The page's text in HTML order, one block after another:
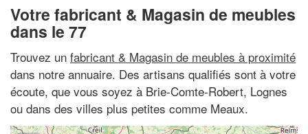
Votre fabricant & Magasin de meubles
dans le 77
Trouvez un fabricant & Magasin de meubles à proximité
dans notre annuaire. Des artisans qualifiés sont à votre
écoute, que vous soyez à Brie-Comte-Robert, Lognes
ou dans des villes plus petites comme Meaux.